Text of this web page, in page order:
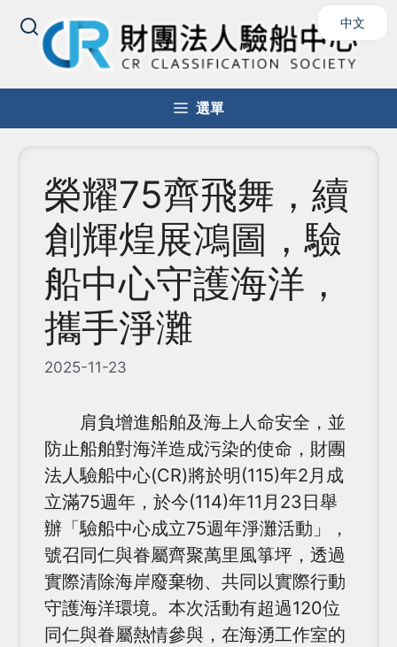
容
中文
選單
榮耀75齊飛舞，續
創輝煌展鴻圖，驗
船中心守護海洋，
攜手淨灘
2025-11-23
肩負增進船舶及海上人命安全，並
防止船舶對海洋造成污染的使命，財團
法人驗船中心(CR)將於明(115)年2月成
立滿75週年，於今(114)年11月23日舉
辦「驗船中心成立75週年淨灘活動」，
號召同仁與眷屬齊聚萬里風箏坪，透過
實際清除海岸廢棄物、共同以實際行動
守護海洋環境。本次活動有超過120位
同仁與眷屬熱情參與，在海湧工作室的